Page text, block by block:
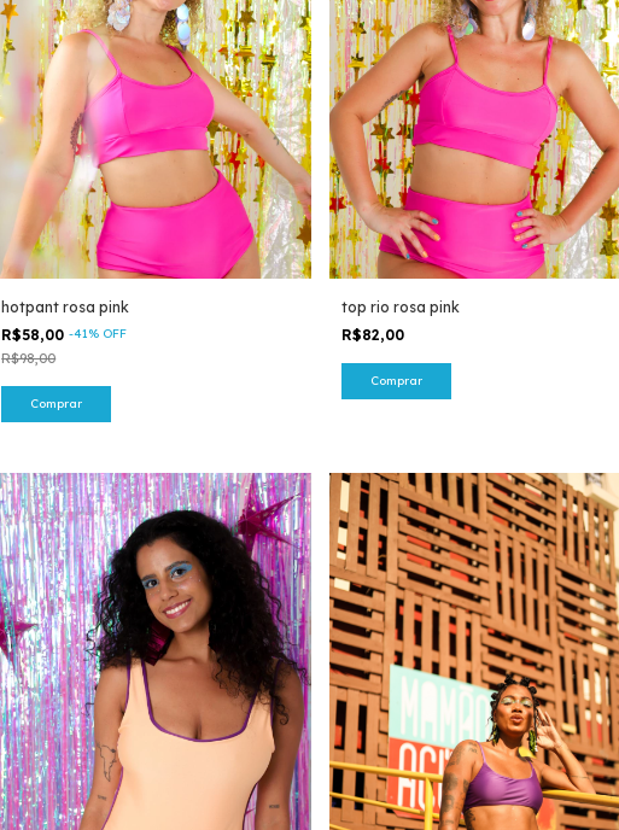
hotpant rosa pink
R$58,00-41% OFF
R$98,00
Comprar
top rio rosa pink
R$82,00
Comprar